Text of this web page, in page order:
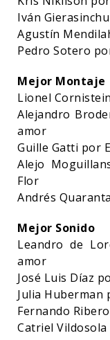
Iván
Agustín
Pedro Sotero
Mejor Montaje
Lionel
Alejandro
amor
Guille Gatti por
Alejo
Flor
Andrés
Mejor Sonido
Leandro de
amor
José Luis Díaz
Julia Huberman
Fernando
Catriel